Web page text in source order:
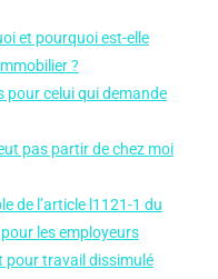
et pourquoi est-elle
?
pour celui qui demande
pas partir de chez moi
de l’article l1121-1 du
les employeurs
pour travail dissimulé